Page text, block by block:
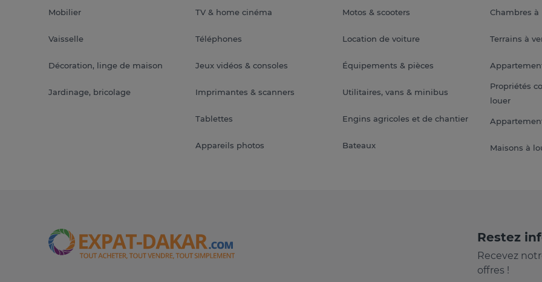
Mobilier
Vaisselle
Décoration, linge de maison
Jardinage, bricolage
TV & home cinéma
Téléphones
Jeux vidéos & consoles
Imprimantes & scanners
Tablettes
Appareils photos
Motos & scooters
Location de voiture
Équipements & pièces
Utilitaires, vans & minibus
Engins agricoles et de chantier
Bateaux
Chambres à
Terrains à
Propriétés
louer
Maisons à
Restez
Recevez
offres !